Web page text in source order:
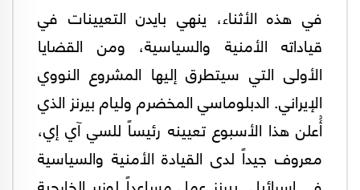
في هذه الأثناء، ينهي بايدن التعيينات في
قياداته الأمنية والسياسية، ومن القضايا
الأولى التي سيتطرق إليها المشروع النووي
الإيراني. الدبلوماسي المخضرم وليام بيرنز الذي
أُعلن هذا الأسبوع تعيينه رئيساً للسي آي إي،
معروف جيداً لدى القيادة الأمنية والسياسية